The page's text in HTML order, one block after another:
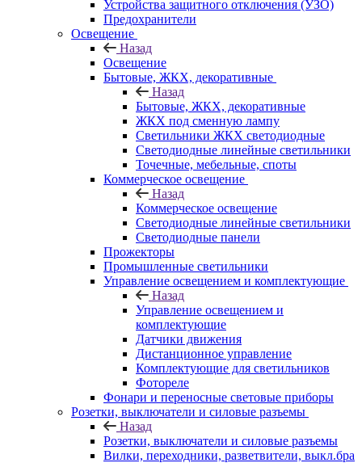
Устройства защитного отключения (УЗО)
Предохранители
Освещение
Назад
Освещение
Бытовые, ЖКХ, декоративные
Назад
Бытовые, ЖКХ, декоративные
ЖКХ под сменную лампу
Светильники ЖКХ светодиодные
Светодиодные линейные светильники
Точечные, мебельные, споты
Коммерческое освещение
Назад
Коммерческое освещение
Светодиодные линейные светильники
Светодиодные панели
Прожекторы
Промышленные светильники
Управление освещением и комплектующие
Назад
Управление освещением и
комплектующие
Датчики движения
Дистанционное управление
Комплектующие для светильников
Фотореле
Фонари и переносные световые приборы
Розетки, выключатели и силовые разъемы
Назад
Розетки, выключатели и силовые разъемы
Вилки, переходники, разветвители, выкл.бра